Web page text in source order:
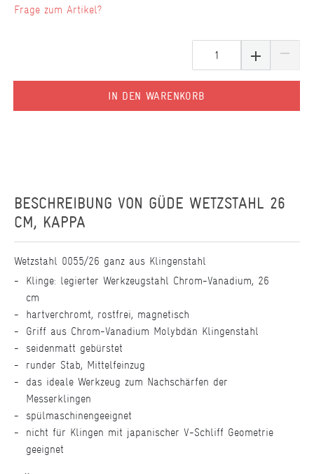
IN DEN WARENKORB
Frage zum Artikel?
BESCHREIBUNG VON GÜDE WETZSTAHL 26
CM, KAPPA
Wetzstahl 0055/26 ganz aus Klingenstahl
Klinge: legierter Werkzeugstahl Chrom-Vanadium, 26
cm
hartverchromt, rostfrei, magnetisch
Griff aus Chrom-Vanadium Molybdän Klingenstahl
seidenmatt gebürstet
runder Stab, Mittelfeinzug
das ideale Werkzeug zum Nachschärfen der
Messerklingen
spülmaschinengeeignet
nicht für Klingen mit japanischer V-Schliff Geometrie
geeignet